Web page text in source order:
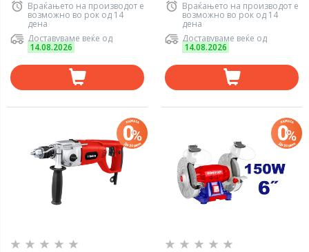
Враќањето на производот е
возможно во рок од 14
дена
Доставуваме веќе од
14.08.2026
Враќањето на производот е
возможно во рок од 14
дена
Доставуваме веќе од
14.08.2026